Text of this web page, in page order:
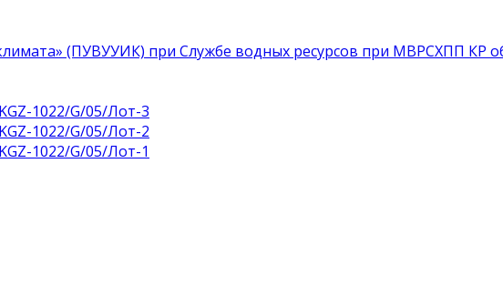
(ПУВУУИК) при Службе водных ресурсов при МВРСХПП КР
1022/G/05/Лот-3
1022/G/05/Лот-2
1022/G/05/Лот-1